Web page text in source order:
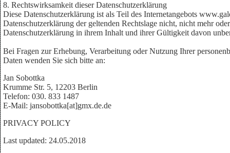
8. Rechtswirksamkeit dieser Datenschutzerklärung
Diese Datenschutzerklärung ist als Teil des Internetangebots
Datenschutzerklärung der geltenden Rechtslage nicht, nicht mehr
Datenschutzerklärung in ihrem Inhalt und ihrer Gültigkeit davon
Bei Fragen zur Erhebung, Verarbeitung oder Nutzung Ihrer
Daten wenden Sie sich bitte an:
Jan Sobottka
Krumme Str. 5, 12203 Berlin
Telefon: 030. 833 1487
E-Mail: jansobottka[at]gmx.de.de
PRIVACY POLICY
Last updated: 24.05.2018